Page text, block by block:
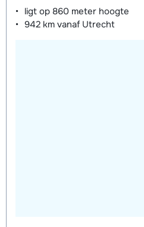
ligt op 860 meter hoogte
942 km vanaf Utrecht